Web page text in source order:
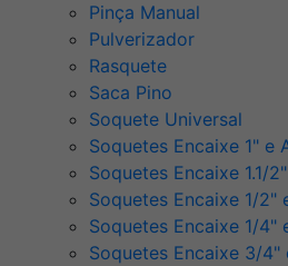
Pinça Manual
Pulverizador
Rasquete
Saca Pino
Soquete Universal
Soquetes Encaixe 1" e
Soquetes Encaixe 1.1/
Soquetes Encaixe 1/2"
Soquetes Encaixe 1/4"
Soquetes Encaixe 3/4"